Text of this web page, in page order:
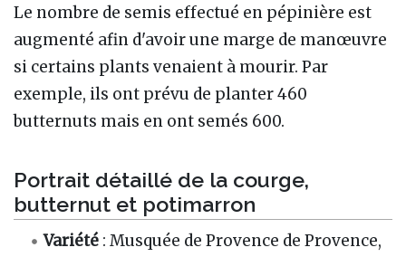
Le nombre de semis effectué en pépinière est
augmenté afin d'avoir une marge de manœuvre
si certains plants venaient à mourir. Par
exemple, ils ont prévu de planter 460
butternuts mais en ont semés 600.
Portrait détaillé de la courge,
butternut et potimarron
Variété : Musquée de Provence de Provence,